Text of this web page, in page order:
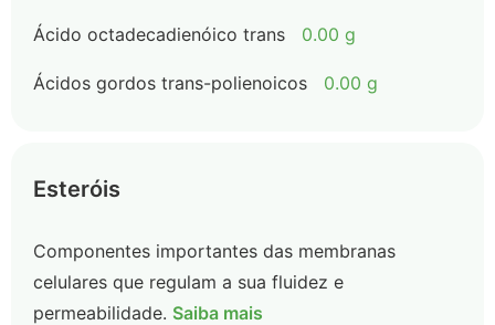
Ácido octadecadienóico trans 0.00 g
Ácidos gordos trans-polienoicos 0.00 g
Esteróis
Componentes importantes das membranas
celulares que regulam a sua fluidez e
permeabilidade. Saiba mais